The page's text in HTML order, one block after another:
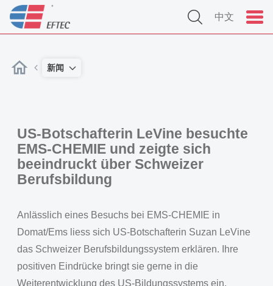
中文
新闻
US-Botschafterin LeVine besuchte
EMS-CHEMIE und zeigte sich
beeindruckt über Schweizer
Berufsbildung
Anlässlich eines Besuchs bei EMS-CHEMIE in
Domat/Ems liess sich US-Botschafterin Suzan LeVine
das Schweizer Berufsbildungssystem erklären. Ihre
positiven Eindrücke bringt sie gerne in die
Weiterentwicklung des US-Bildungssystems ein.